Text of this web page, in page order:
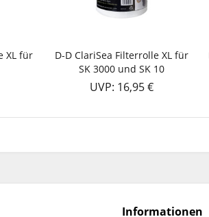
XL für
D-D ClariSea Filterrolle XL für
SK 3000 und SK 10
UVP: 16,95 €
Informationen